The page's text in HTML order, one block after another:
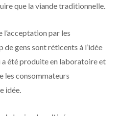
que la viande traditionnelle.
l’acceptation par les
gens sont réticents à l’idée
a été produite en laboratoire et
les consommateurs
idée.